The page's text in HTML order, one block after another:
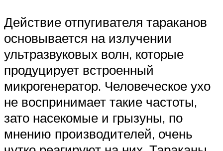
Действие отпугивателя тараканов
основывается на излучении
ультразвуковых волн, которые
продуцирует встроенный
микрогенератор. Человеческое ухо
не воспринимает такие частоты,
зато насекомые и грызуны, по
мнению производителей, очень